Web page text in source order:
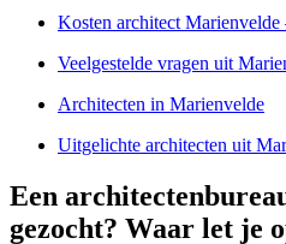
Kosten architect Marienvelde
Veelgestelde vragen uit
Architecten in Marienvelde
Uitgelichte architecten uit
Een
gezocht? Waar let je